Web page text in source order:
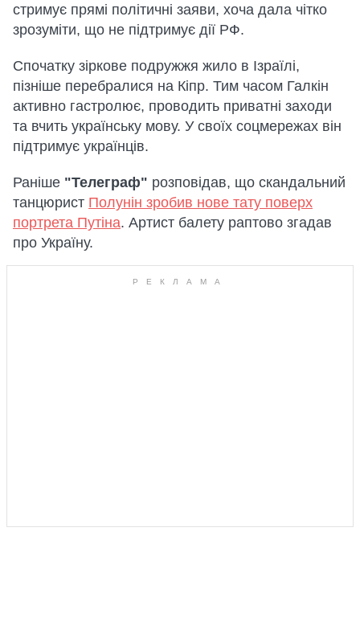
стримує прямі політичні заяви, хоча дала чітко
зрозуміти, що не підтримує дії РФ.
Спочатку зіркове подружжя жило в Ізраїлі,
пізніше перебралися на Кіпр. Тим часом Галкін
активно гастролює, проводить приватні заходи
та вчить українську мову. У своїх соцмережах він
підтримує українців.
Раніше "Телеграф" розповідав, що скандальний
танцюрист Полунін зробив нове тату поверх
портрета Путіна. Артист балету раптово згадав
про Україну.